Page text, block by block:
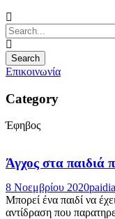
Επικοινωνία
Category
Έφηβος
Άγχος στα παιδιά
8 Νοεμβρίου 2020
Μπορεί ένα παιδί να
αντίδραση που